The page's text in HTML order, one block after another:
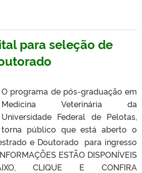
para seleção de
O programa de pós-graduação em
Medicina Veterinária da
Universidade Federal de Pelotas,
torna público que está aberto o
e Doutorado para ingresso
ESTÃO DISPONÍVEIS
CLIQUE E CONFIRA